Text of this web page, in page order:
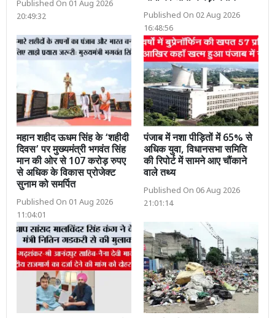
Published On 01 Aug 2026
20:49:32
Published On 02 Aug 2026
16:48:56
महान शहीद ऊधम सिंह के ‘शहीदी
दिवस’ पर मुख्यमंत्री भगवंत सिंह
मान की ओर से 107 करोड़ रुपए
से अधिक के विकास प्रोजेक्ट
सुनाम को समर्पित
Published On 01 Aug 2026
11:04:01
पंजाब में नशा पीड़ितों में 65% से
अधिक युवा, विधानसभा समिति
की रिपोर्ट में सामने आए चौंकाने
वाले तथ्य
Published On 06 Aug 2026
21:01:14